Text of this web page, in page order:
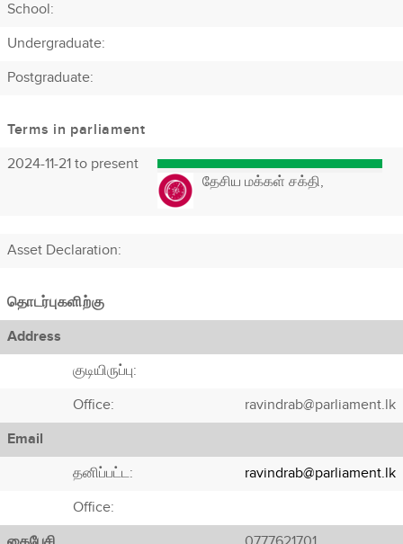
School:
Undergraduate:
Postgraduate:
Terms in parliament
2024-11-21 to present
தேசிய மக்கள் சக்தி,
Asset Declaration:
தொடர்புகளிற்கு
Address
குடியிருப்பு:
Office:
ravindrab@parliament.lk
Email
தனிப்பட்ட:
ravindrab@parliament.lk
Office: